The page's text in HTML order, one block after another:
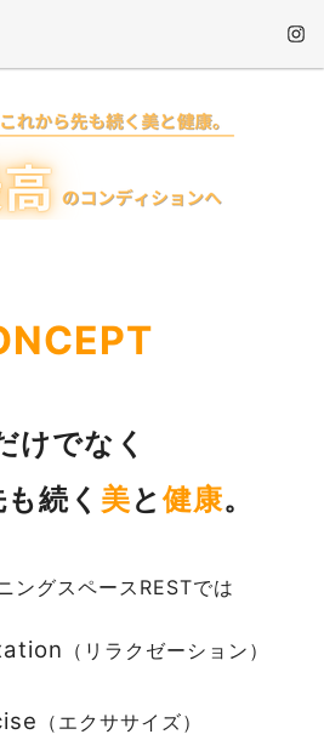
けでなく
続く 美と健康。
ングスペースRESTでは
（リラクゼーション）
（エクササイズ）